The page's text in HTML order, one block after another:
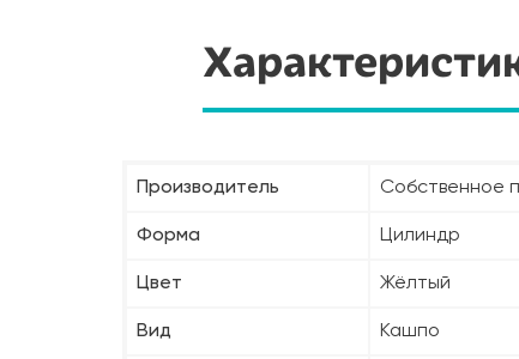
Производитель Собственное
Форма Цилиндр
Цвет Жёлтый
Вид Кашпо